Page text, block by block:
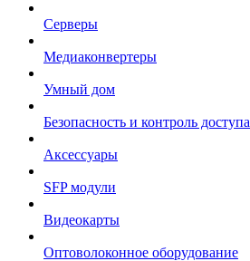
Серверы
Медиаконвертеры
Умный дом
Безопасность и контроль доступа
Аксессуары
SFP модули
Видеокарты
Оптоволоконное оборудование